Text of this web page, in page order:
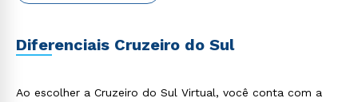
Diferenciais Cruzeiro do Sul
Ao escolher a Cruzeiro do Sul Virtual, você conta com a